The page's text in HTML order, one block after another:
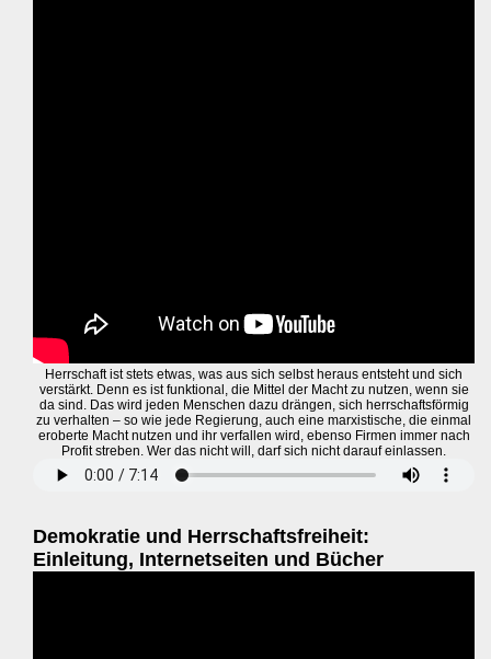
Herrschaft ist stets etwas, was aus sich selbst heraus entsteht und sich
verstärkt. Denn es ist funktional, die Mittel der Macht zu nutzen, wenn sie
da sind. Das wird jeden Menschen dazu drängen, sich herrschaftsförmig
zu verhalten – so wie jede Regierung, auch eine marxistische, die einmal
eroberte Macht nutzen und ihr verfallen wird, ebenso Firmen immer nach
Profit streben. Wer das nicht will, darf sich nicht darauf einlassen.
Demokratie und Herrschaftsfreiheit:
Einleitung, Internetseiten und Bücher